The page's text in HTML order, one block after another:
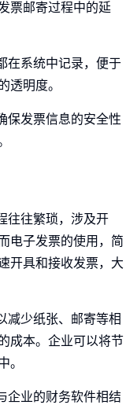
票邮寄过程中的延
在系统中记录，便于
透明度。
保发票信息的安全性
往往繁琐，涉及开
电子发票的使用，简
开具和接收发票，大
减少纸张、邮寄等相
成本。企业可以将节
。
企业的财务软件相结